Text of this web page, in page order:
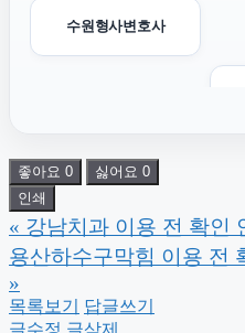
수원형사변호사
병원마케팅
강동구하수구막힘
좋아요 0 싫어요 0
인쇄
« 강남치과 이용 전 확인
용산하수구막힘 이용 전
»
목록보기
답글쓰기